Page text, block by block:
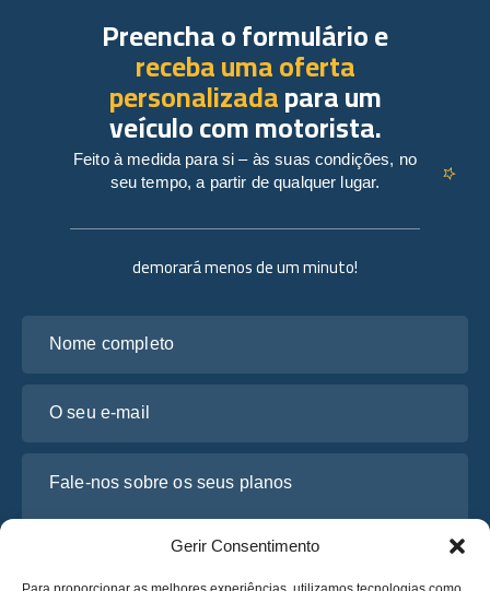
Gerir Consentimento
demorará menos de um minuto!
Preencha o formulário e
receba uma oferta
personalizadapara um
veículo com motorista.
Feito à medida para si – às suas condições, no
seu tempo, a partir de qualquer lugar.